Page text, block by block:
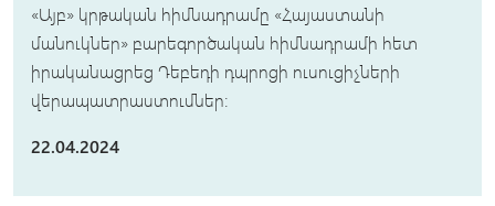
«Այբ» կրթական հիմնադրամը «Հայաստանի
մանուկներ» բարեգործական հիմնադրամի հետ
իրականացրեց Դեբեդի դպրոցի ուսուցիչների
վերապատրաստումներ:
22.04.2024